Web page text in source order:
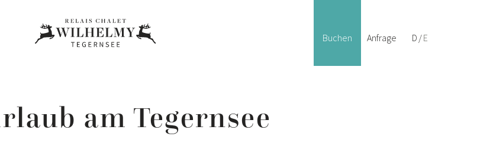
Buchen Anfrage D— Deutsch
E— English
am Tegernsee